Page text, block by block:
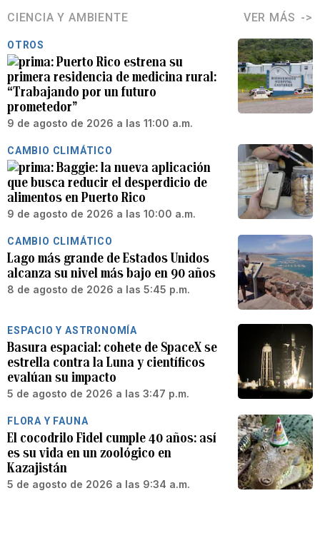
CIENCIA Y AMBIENTE VER MÁS
OTROS
Puerto Rico estrena su
primera residencia de medicina rural:
“Trabajando por un futuro
prometedor”
9 de agosto de 2026 a las 11:00 a.m.
CAMBIO CLIMÁTICO
Baggie: la nueva aplicación
que busca reducir el desperdicio de
alimentos en Puerto Rico
9 de agosto de 2026 a las 10:00 a.m.
CAMBIO CLIMÁTICO
Lago más grande de Estados Unidos
alcanza su nivel más bajo en 90 años
8 de agosto de 2026 a las 5:45 p.m.
ESPACIO Y ASTRONOMÍA
Basura espacial: cohete de SpaceX se
estrella contra la Luna y científicos
evalúan su impacto
5 de agosto de 2026 a las 3:47 p.m.
FLORA Y FAUNA
El cocodrilo Fidel cumple 40 años: así
es su vida en un zoológico en
Kazajistán
5 de agosto de 2026 a las 9:34 a.m.